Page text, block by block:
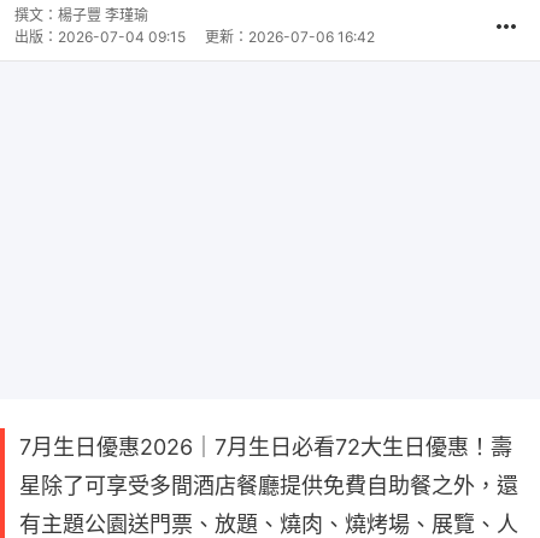
撰文： 楊子豐 李瑾瑜
出版： 2026-07-04 09:15 更新： 2026-07-06 16:42
7月生日優惠2026｜7月生日必看72大生日優惠！壽
星除了可享受多間酒店餐廳提供免費自助餐之外，還
有主題公園送門票、放題、燒肉、燒烤場、展覽、人